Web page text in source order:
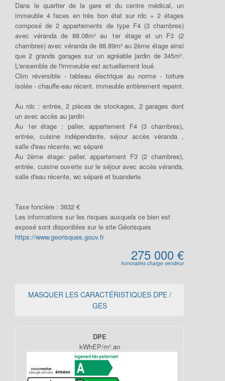
Dans le quartier de la gare et du centre médical, un
immeuble 4 faces en très bon état sur rdc + 2 étages
composé de 2 appartements de type F4 (3 chambres)
avec véranda de 88.08m² au 1er étage et un F3 (2
chambres) avec véranda de 88.89m² au 2ème étage ainsi
que 2 grands garages sur un agréable jardin de 345m².
L'ensemble de l'immeuble est actuellement loué.
Clim réversible - tableau électrique au norme - toiture
isolée - chauffe-eau récent. immeuble entièrement repeint.
Au rdc : entrée, 2 pièces de stockages, 2 garages dont
un avec accès au jardin
Au 1er étage : palier, appartement F4 (3 chambres),
entrée, cuisine indépendante, séjour accès véranda ,
salle d'eau récente, wc séparé
Au 2ème étage: palier, appartement F3 (2 chambres),
entrée, cuisine ouverte sur le séjour avec accès véranda,
salle d'eau récente, wc séparé et buanderie.
Taxe foncière : 3632 €
Les informations sur les risques auxquels ce bien est
exposé sont disponibles sur le site Géorisques
https://www.georisques.gouv.fr
275 000 €
honoraires charge vendeur
MASQUER LES CARACTÉRISTIQUES DPE /
GES
DPE
kWhEP/m².an